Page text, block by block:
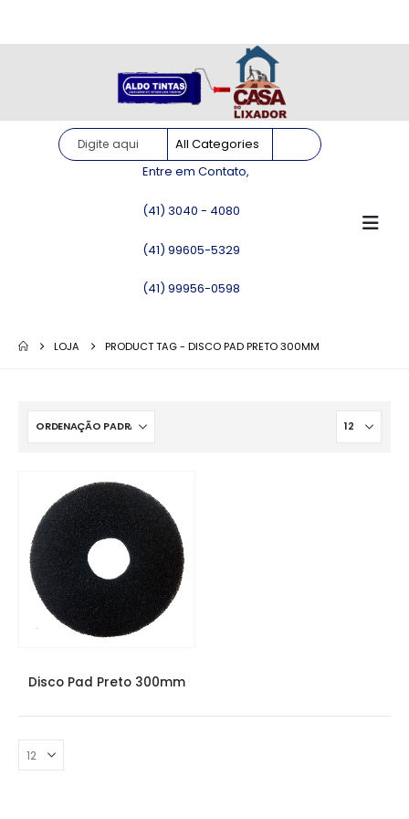
Entre em Contato,
(41) 3040 - 4080
(41) 99605-5329
(41) 99956-0598
LOJA PRODUCT TAG -DISCO PAD PRETO 300MM
Disco Pad Preto 300mm